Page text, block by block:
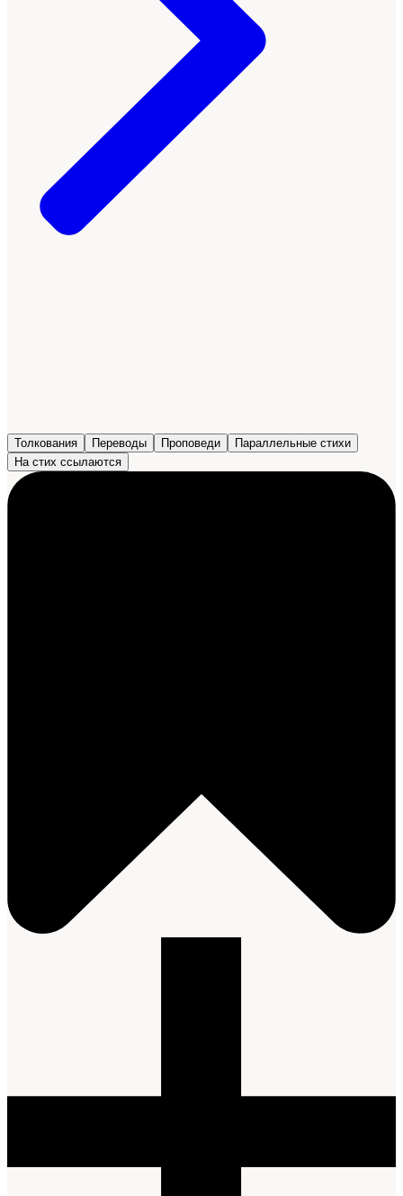
Толкования Переводы Проповеди
Параллельные стихи
На стих ссылаются